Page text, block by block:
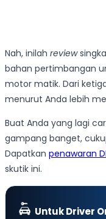
Nah, inilah review
bahan pertimbangan
motor matik. Dari
menurut Anda lebih
Buat Anda yang lagi
gampang banget,
Dapatkan penawaran
skutik ini.
Untuk Driver